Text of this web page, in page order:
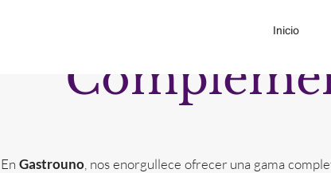
Inicio
En Gastrouno, nos enorgullece ofrecer una gama